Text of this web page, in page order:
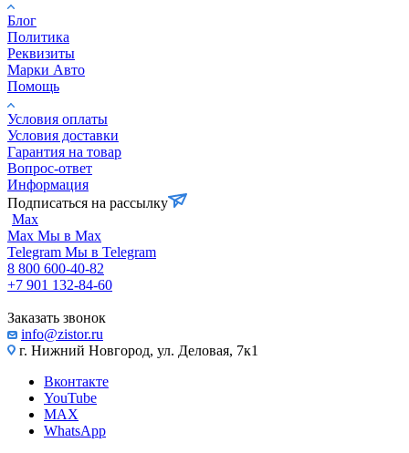
Блог
Политика
Реквизиты
Марки Авто
Помощь
Условия оплаты
Условия доставки
Гарантия на товар
Вопрос-ответ
Информация
Подписаться на рассылку
Max
Max Мы в Max
Telegram Мы в Telegram
8 800 600-40-82
+7 901 132-84-60
Заказать звонок
info@zistor.ru
г. Нижний Новгород, ул. Деловая, 7к1
Вконтакте
YouTube
MAX
WhatsApp